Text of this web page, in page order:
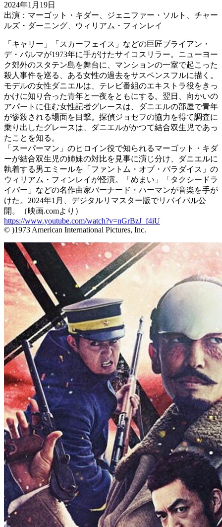
2024年1月19日
出演：マーゴット・キダー、ジェニファー・ソルト、チャー
ルズ・ダーニング、ウィリアム・フィンレイ
「キャリー」「スカーフェイス」などの巨匠ブライアン・
デ・パルマが1973年に手がけたサイコスリラー。ニューヨー
ク郊外のスタテン島を舞台に、マンションの一室で起こった
殺人事件を巡る、ある女性の過去をサスペンスフルに描く。
モデルの女性ダニエルは、テレビ番組のエキストラ役をきっ
かけに知り合った青年と一夜をともにする。翌日、向かいの
アパートに住む女性記者グレースは、ダニエルの部屋で青年
が惨殺される場面を目撃。探偵ジョセフの協力を得て調査に
乗り出したグレースは、ダニエルがかつて結合双生児であっ
たことを知る。
「スーパーマン」のヒロイン役で知られるマーゴット・キダ
ーが結合双生児の姉妹の対比を見事に演じ分け、ダニエルに
執着する男エミールを「ファントム・オブ・パラダイス」の
ウィリアム・フィンレイが怪演。「めまい」「タクシードラ
イバー」などの名作曲家バーナード・ハーマンが音楽を手が
けた。2024年1月、デジタルリマスター版でリバイバル公
開。（映画.comより）
https://www.youtube.com/watch?v=nGrBzJ_f4iU
© )1973 American International Pictures, Inc.